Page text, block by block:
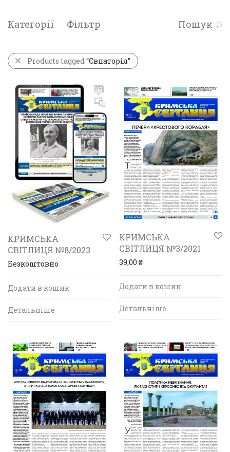
Категорії Фільтр Пошук
Products tagged“Євпаторія”
КРИМСЬКА
СВІТЛИЦЯ №8/2023
Безкоштовно
Додати в кошик
Детальніше
КРИМСЬКА
СВІТЛИЦЯ №3/2021
39,00 ₴
Додати в кошик
Детальніше